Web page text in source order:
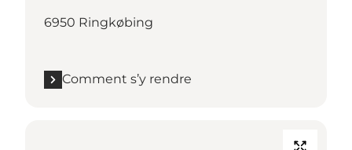
6950 Ringkøbing
Comment s’y rendre